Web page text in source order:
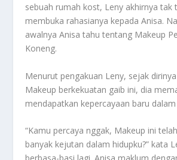
sebuah rumah kost, Leny akhirnya tak
membuka rahasianya kepada Anisa.
awalnya Anisa tahu tentang Makeup
Koneng.
Menurut pengakuan Leny, sejak
Makeup berkekuatan gaib ini, dia
mendapatkan kepercayaan baru
“Kamu percaya nggak, Makeup ini
banyak kejutan dalam hidupku?” kata